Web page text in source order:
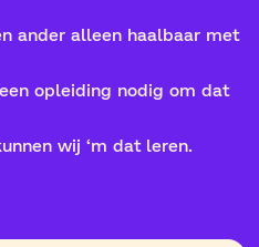
ander alleen haalbaar met
opleiding nodig om dat
wij ‘m dat leren.